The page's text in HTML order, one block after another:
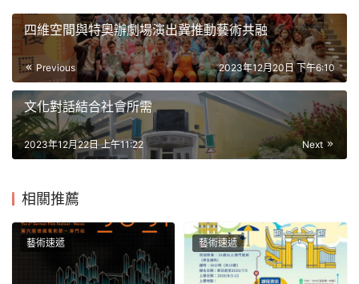
四維空間與特奧辦劇場演出冀推動藝術共融
Previous 2023年12月20日 下午6:10
文化對話結合社會所需
Next
2023年12月22日 上午11:22
相關推薦
藝術速遞 藝術速遞